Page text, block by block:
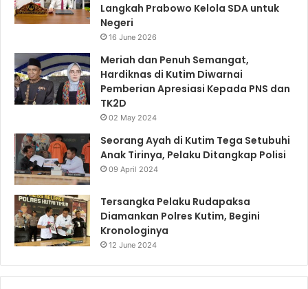
Langkah Prabowo Kelola SDA untuk
Negeri
16 June 2026
Meriah dan Penuh Semangat,
Hardiknas di Kutim Diwarnai
Pemberian Apresiasi Kepada PNS dan
TK2D
02 May 2024
Seorang Ayah di Kutim Tega Setubuhi
Anak Tirinya, Pelaku Ditangkap Polisi
09 April 2024
Tersangka Pelaku Rudapaksa
Diamankan Polres Kutim, Begini
Kronologinya
12 June 2024